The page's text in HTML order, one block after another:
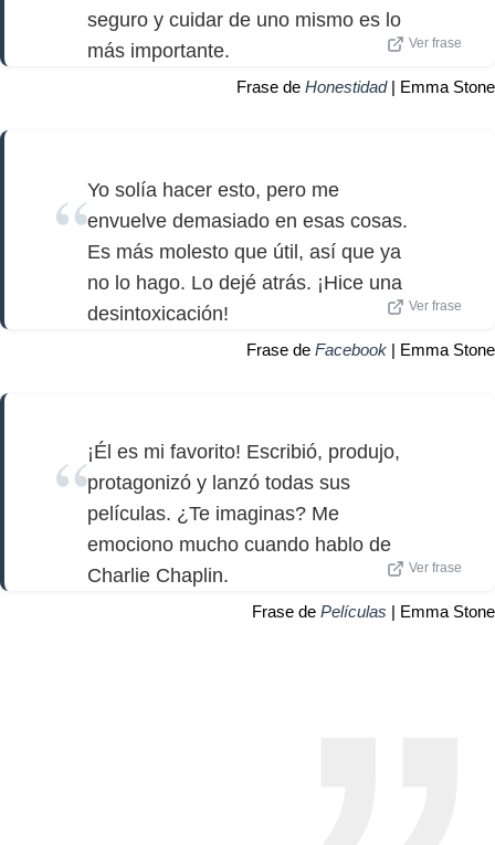
seguro y cuidar de uno mismo es lo
más importante.
Ver frase
Frase de Honestidad| Emma Stone
Yo solía hacer esto, pero me
envuelve demasiado en esas cosas.
Es más molesto que útil, así que ya
no lo hago. Lo dejé atrás. ¡Hice una
desintoxicación!
Ver frase
Frase de Facebook | Emma Stone
¡Él es mi favorito! Escribió, produjo,
protagonizó y lanzó todas sus
películas. ¿Te imaginas? Me
emociono mucho cuando hablo de
Charlie Chaplin.
Ver frase
Frase de Películas | Emma Stone